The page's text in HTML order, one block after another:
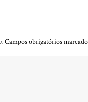
Campos obrigatórios